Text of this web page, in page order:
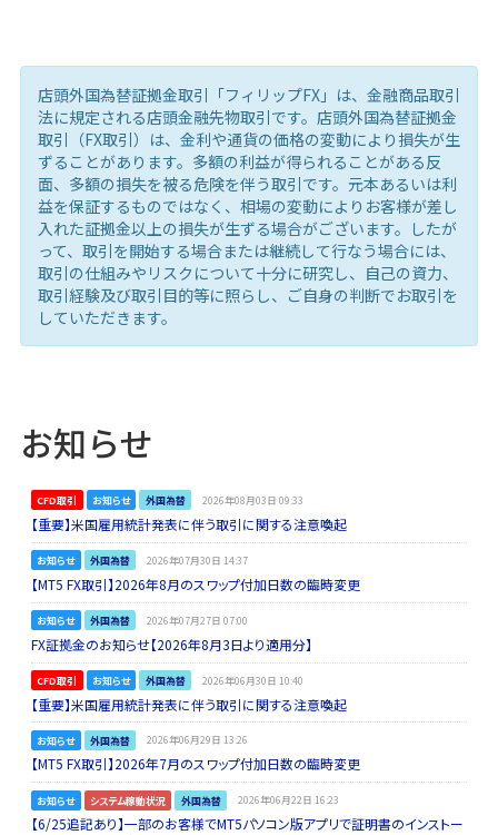
店頭外国為替証拠金取引「フィリップFX」は、金融商品取引
法に規定される店頭金融先物取引です。店頭外国為替証拠金
取引（FX取引）は、金利や通貨の価格の変動により損失が生
ずることがあります。多額の利益が得られることがある反
面、多額の損失を被る危険を伴う取引です。元本あるいは利
益を保証するものではなく、相場の変動によりお客様が差し
入れた証拠金以上の損失が生ずる場合がございます。したが
って、取引を開始する場合または継続して行なう場合には、
取引の仕組みやリスクについて十分に研究し、自己の資力、
取引経験及び取引目的等に照らし、ご自身の判断でお取引を
していただきます。
お知らせ
CFD取引 お知らせ 外国為替 2026年08月03日 09:33
【重要】米国雇用統計発表に伴う取引に関する注意喚起
お知らせ 外国為替 2026年07月30日 14:37
【MT5 FX取引】2026年8月のスワップ付加日数の臨時変更
お知らせ 外国為替 2026年07月27日 07:00
FX証拠金のお知らせ【2026年8月3日より適用分】
CFD取引 お知らせ 外国為替 2026年06月30日 10:40
【重要】米国雇用統計発表に伴う取引に関する注意喚起
お知らせ 外国為替 2026年06月29日 13:26
【MT5 FX取引】2026年7月のスワップ付加日数の臨時変更
お知らせ システム稼動状況 外国為替 2026年06月22日 16:23
【6/25追記あり】一部のお客様でMT5パソコン版アプリで証明書のインストー